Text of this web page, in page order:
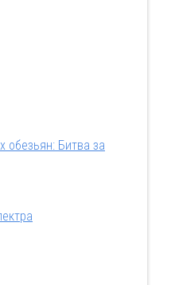
обезьян: Битва за